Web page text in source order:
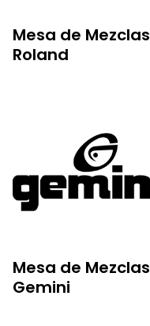
Mesa de Mezclas
Roland
Mesa de Mezclas
Gemini